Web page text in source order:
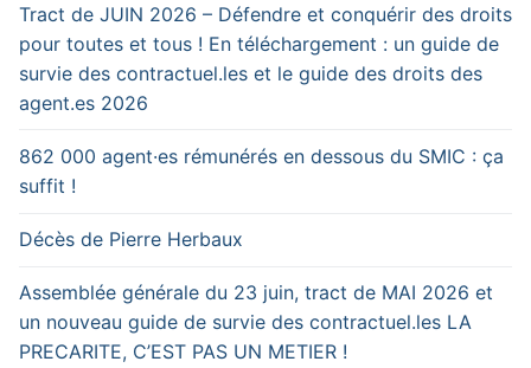
Tract de JUIN 2026 – Défendre et conquérir des droits
pour toutes et tous ! En téléchargement : un guide de
survie des contractuel.les et le guide des droits des
agent.es 2026
862 000 agent·es rémunérés en dessous du SMIC : ça
suffit !
Décès de Pierre Herbaux
Assemblée générale du 23 juin, tract de MAI 2026 et
un nouveau guide de survie des contractuel.les LA
PRECARITE, C’EST PAS UN METIER !